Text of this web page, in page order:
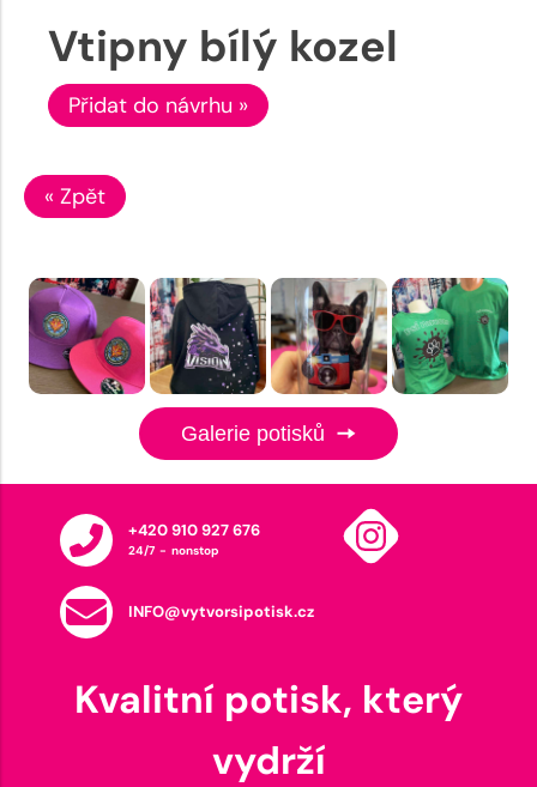
Vtipny bílý kozel
Přidat do návrhu »
« Zpět
Galerie potisků
+420 910 927 676
24/7 - nonstop
INFO@vytvorsipotisk.cz
Kvalitní potisk, který
vydrží